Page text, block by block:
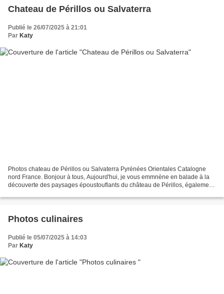
Chateau de Périllos ou Salvaterra
Publié le 26/07/2025 à 21:01
Par Katy
Photos chateau de Périllos ou Salvaterra Pyrénées Orientales Catalogne
nord France. Bonjour à tous, Aujourd'hui, je vous emmnène en balade à la
découverte des paysages époustouflants du château de Périllos, également
Photos culinaires
Publié le 05/07/2025 à 14:03
Par Katy